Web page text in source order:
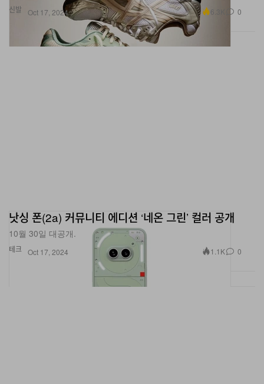
신발 Oct 17, 2024 6.3K 0
테크
낫싱 폰(2a) 커뮤니티 에디션 ‘네온 그린’ 컬러 공개
10월 30일 대공개.
Oct 17, 2024 1.1K 0